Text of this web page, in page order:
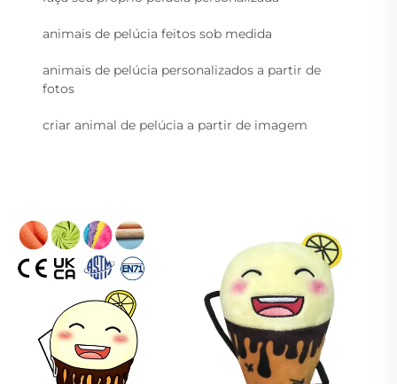
animais de pelúcia feitos sob medida
animais de pelúcia personalizados a partir de
fotos
criar animal de pelúcia a partir de imagem